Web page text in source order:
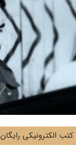
کتب الکترونیکی رایگان